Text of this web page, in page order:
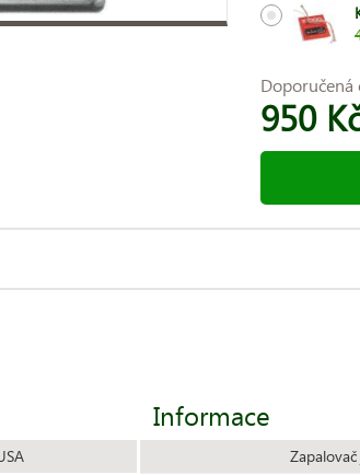
Doporučená
950
Informace